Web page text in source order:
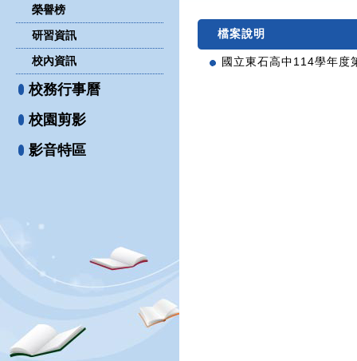
榮譽榜
研習資訊
校內資訊
校務行事曆
校園剪影
影音特區
檔案說明
國立東石高中114學年度